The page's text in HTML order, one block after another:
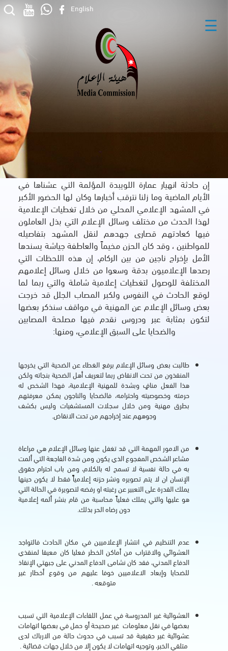
English
☰
إن حادثة انهيار عمارة اللويبدة المؤلمة التي عشناها في
الأيام الماضية وما زلنا نترقب أخبارها وكان لها الحضور الأكبر
في المشهد الإعلامي المحلي من خلال تغطيات الإعلامية
لهذا الحدث من مختلف وسائل الإعلام التي بذل العاملون
فيها كعادتهم قصارى جهدهم لنقل المشهد بتفاصيله
للمواطنين ، وقد كان الحزن مخيماً والعاطفة جياشة يسندها
الأمل بإخراج ناجين من بين الركام، إن هذه اللحظات التي
رصدها الإعلاميون بدقة وسعوا من خلال وسائل إعلامهم
المختلفة للوصول لتغطيات إعلامية شاملة والتي ربما لما
لوقع الحادث في النفوس ولكبر المصاب الجلل قد خرجت
بعض وسائل الإعلام عن المهنية في مواقف سنذكر بعضها
لتكون بمثابة عبر ودروس نقدم فيها مصلحة المصابين
والضحايا على السبق الإعلامي، ومنها:
طالبت بعض وسائل الإعلام برفع الغطاء عن الضحية التي يخرجها
المنقذون من تحت الانقاض ربما لتعريف أهل الضحية بنجاته ولكن
هذا الفعل منافٍ وبشدة للمهنية الإعلامية، فهذا الشخص له
حرمته وخصوصيته واحترامه، فالضحايا والناجون يمكن معرفتهم
بطرق مهنية ومن خلال سجلات المستشفيات وليس بكشف
وجوههم عند إخراجهم من تحت الانقاض.
من الامور المهمة التي قد تغفل عنها وسائل الإعلام هي مراعاة
مشاعر الشخص المفجوع الذي يكون ومن شدة الفاجعة التي ألمت
به في حالة نفسية لا تسمح له بالكلام، ومن باب احترام حقوق
الإنسان ان لا يتم تصويره ونشر حزنه إعلامياًَ فقط لا يكون حينها
يملك القدرة على التعبير عن رغبته او رفضه لتصويرة في الحالة التي
هو عليها والتي يملك فعلياً محاسبة من قام بنشر ألمه إعلامية
دون رضاه الحر بذلك.
عدم التنظيم في انتشار الإعلاميين في مكان الحادث فالتواجد
العشوائي والاقتراب من أماكن الخطر فعليا كان معيقا لمنقذي
الدفاع المدني، فقد كان نشامى الدفاع المدني على جبهتي الإنقاذ
للضحايا وإبعاد الاعلاميين خوفا عليهم من وقوع أخطار غير
متوقعه .
العشوائية غير المدروسة في عمل اللقاءات الإعلامية التي تسبب
بعضها في نقل معلومات غير صحيحة أو حمل في بعضها اتهامات
عشوائية غير حقيقية قد تسبب في حدوث حالة من الارباك لدى
متلقي الخبر، وتوجيه اتهامات لا يكون إلا من خلال جهات قضائية .